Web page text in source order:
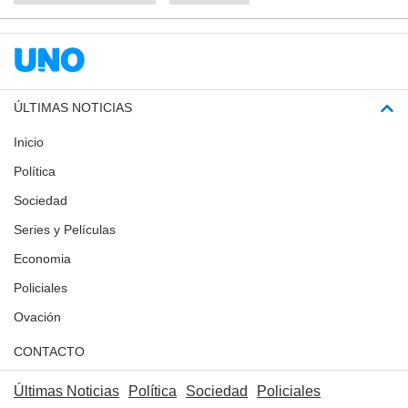
ÚLTIMAS NOTICIAS
Inicio
Política
Sociedad
Series y Películas
Economia
Policiales
Ovación
CONTACTO
Últimas Noticias Política Sociedad Policiales